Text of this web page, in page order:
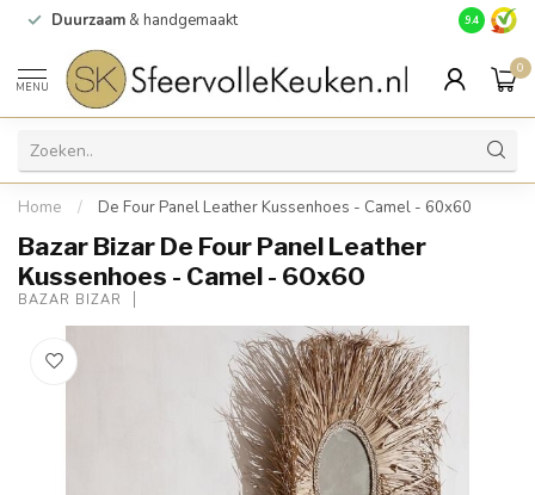
Duurzaam & handgemaakt Gratis
9.4
MENU
0
Home / De Four Panel Leather Kussenhoes - Camel - 60x60
Bazar Bizar De Four Panel Leather
Kussenhoes - Camel - 60x60
BAZAR BIZAR